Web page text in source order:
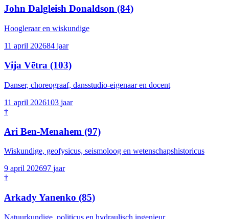
John Dalgleish Donaldson (84)
Hoogleraar en wiskundige
11 april 202684 jaar
Vija Vētra (103)
Danser, choreograaf, dansstudio-eigenaar en docent
11 april 2026103 jaar
†
Ari Ben-Menahem (97)
Wiskundige, geofysicus, seismoloog en wetenschapshistoricus
9 april 202697 jaar
†
Arkady Yanenko (85)
Natuurkundige, politicus en hydraulisch ingenieur